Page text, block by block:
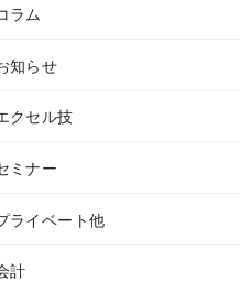
ラム
知らせ
クセル技
ミナー
ライベート他
計